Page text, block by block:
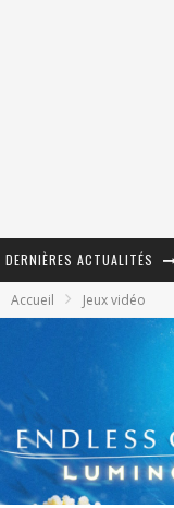
DERNIÈRES ACTUALITÉS
Accueil Jeux vidéo